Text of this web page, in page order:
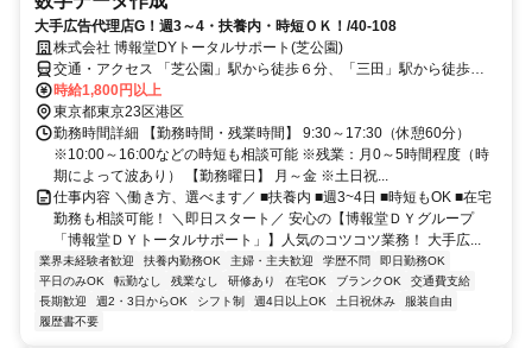
大手広告代理店G！週3～4・扶養内・時短ＯＫ！/40-108
株式会社 博報堂DYトータルサポート(芝公園)
交通・アクセス 「芝公園」駅から徒歩６分、「三田」駅から徒歩７
分、「大門」 駅より徒歩８分、「浜松町」駅より徒歩９分
時給1,800円以上
東京都東京23区港区
勤務時間詳細 【勤務時間・残業時間】 9:30～17:30（休憩60分）
※10:00～16:00などの時短も相談可能 ※残業：月0～5時間程度（時
期によって波あり） 【勤務曜日】 月～金 ※土日祝...
仕事内容 ＼働き方、選べます／ ■扶養内 ■週3~4日 ■時短もOK ■在宅
勤務も相談可能！ ＼即日スタート／ 安心の【博報堂ＤＹグループ
「博報堂ＤＹトータルサポート」】人気のコツコツ業務！ 大手広...
業界未経験者歓迎 扶養内勤務OK 主婦・主夫歓迎 学歴不問
即日勤務OK
平日のみOK
転勤なし 残業なし 研修あり 在宅OK ブランクOK
交通費支給
長期歓迎
週2・3日からOK シフト制 週4日以上OK 土日祝休み
服装自由
履歴書不要